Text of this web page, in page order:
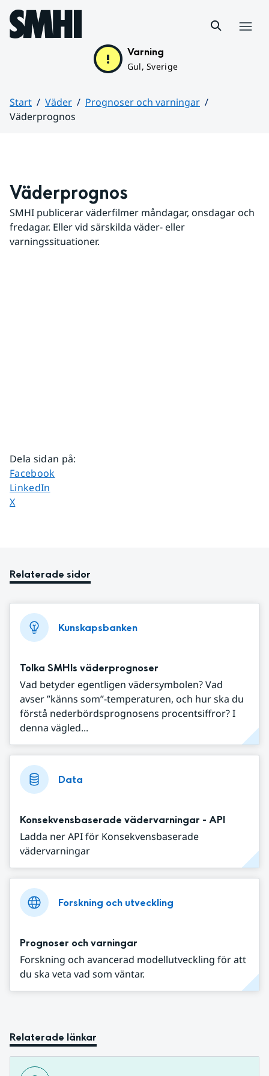
Hoppa till sidans innehåll
Varning
Gul, Sverige
Start Väder
Prognoser och varningar
Väderprognos
Väderprognos
SMHI publicerar väderfilmer måndagar, onsdagar och
fredagar. Eller vid särskilda väder- eller
varningssituationer.
Dela sidan på:
Dela sidan på
Facebook
Dela sidan på
LinkedIn
Dela sidan på
X
Relaterade sidor
Kunskapsbanken
Tolka SMHIs väderprognoser
Vad betyder egentligen vädersymbolen? Vad
avser ”känns som”-temperaturen, och hur ska du
förstå nederbördsprognosens procentsiffror? I
denna vägled...
Data
Konsekvensbaserade vädervarningar - API
Ladda ner API för Konsekvensbaserade
vädervarningar
Forskning och utveckling
Prognoser och varningar
Forskning och avancerad modellutveckling för att
du ska veta vad som väntar.
Relaterade länkar